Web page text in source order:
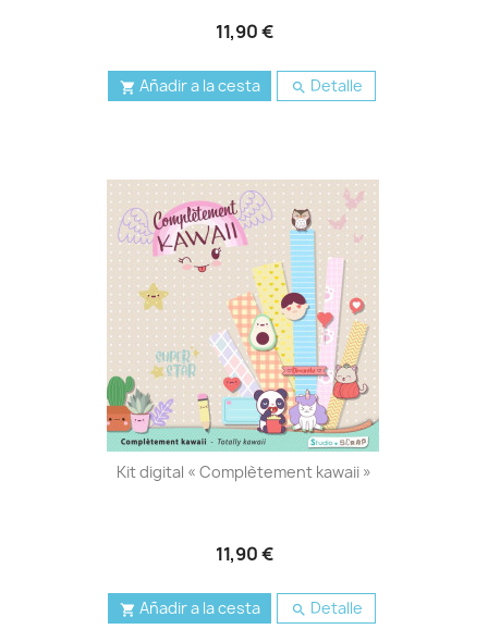
11,90 €
 Añadir a la cesta  Detalle
Kit digital « Complètement kawaii »
11,90 €
 Añadir a la cesta  Detalle